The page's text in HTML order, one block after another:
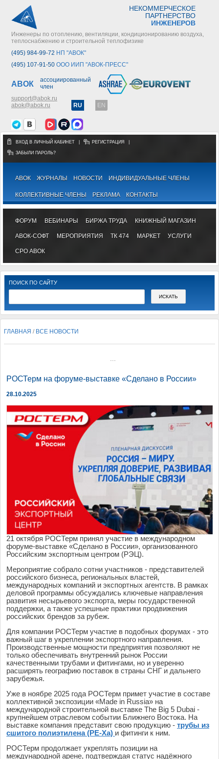
НЕКОММЕРЧЕСКОЕ
ПАРТНЕРСТВО
ИНЖЕНЕРОВ
Инженеры по отоплению, вентиляции, кондиционированию воздуха,
теплоснабжению и строительной теплофизике
(495) 984-99-72 НП "АВОК"
(495) 107-91-50 ООО ИИП "АВОК-ПРЕСС"
АВОК
ассоциированный
член
support@abok.ru
abok@abok.ru
RU EN
ВХОД В ЛИЧНЫЙ КАБИНЕТ РЕГИСТРАЦИЯ
ЗАБЫЛИ ПАРОЛЬ?
АВОК ЖУРНАЛЫ НОВОСТИ ИНДИВИДУАЛЬНЫЕ ЧЛЕНЫ
КОЛЛЕКТИВНЫЕ ЧЛЕНЫ РЕКЛАМА КОНТАКТЫ
ФОРУМ ВЕБИНАРЫ БИРЖА ТРУДА КНИЖНЫЙ МАГАЗИН
АВОК-СОФТ МЕРОПРИЯТИЯ ТК 474 МАРКЕТ УСЛУГИ
СРО АВОК
ПОИСК ПО САЙТУ
ГЛАВНАЯ / ВСЕ НОВОСТИ
РОСТерм на форуме-выставке «Сделано в России»
28.10.2025
21 октября РОСТерм принял участие в международном
форуме-выставке «Сделано в России», организованного
Российским экспортным центром (РЭЦ).
Мероприятие собрало сотни участников - представителей
российского бизнеса, региональных властей,
международных компаний и экспортных агентств. В рамках
деловой программы обсуждались ключевые направления
развития несырьевого экспорта, меры государственной
поддержки, а также успешные практики продвижения
российских брендов за рубеж.
Для компании РОСТерм участие в подобных форумах - это
важный шаг в укреплении экспортного направления.
Производственные мощности предприятия позволяют не
только обеспечивать внутренний рынок России
качественными трубами и фитингами, но и уверенно
расширять географию поставок в страны СНГ и дальнего
зарубежья.
Уже в ноябре 2025 года РОСТерм примет участие в составе
коллективной экспозиции «Made in Russia» на
международной строительной выставке The Big 5 Dubai -
крупнейшем отраслевом событии Ближнего Востока. На
выставке компания представит свою продукцию - трубы из
сшитого полиэтилена (PE-Xa) и фитинги к ним.
РОСТерм продолжает укреплять позиции на
международной арене, подтверждая статус надёжного